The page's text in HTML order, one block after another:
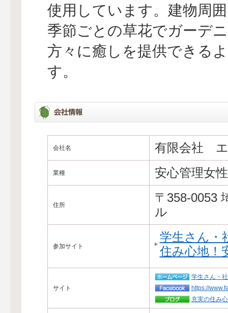
使用しています。建物周
季節ごとの草花でガーデ
方々に癒しを提供できる
す。
会社名 有限会社
業種 安心管理女
住所
〒358-0053
ル
参加サイト
学生さん・
住み心地！
サイト
学生さん・
https://
充実の住み